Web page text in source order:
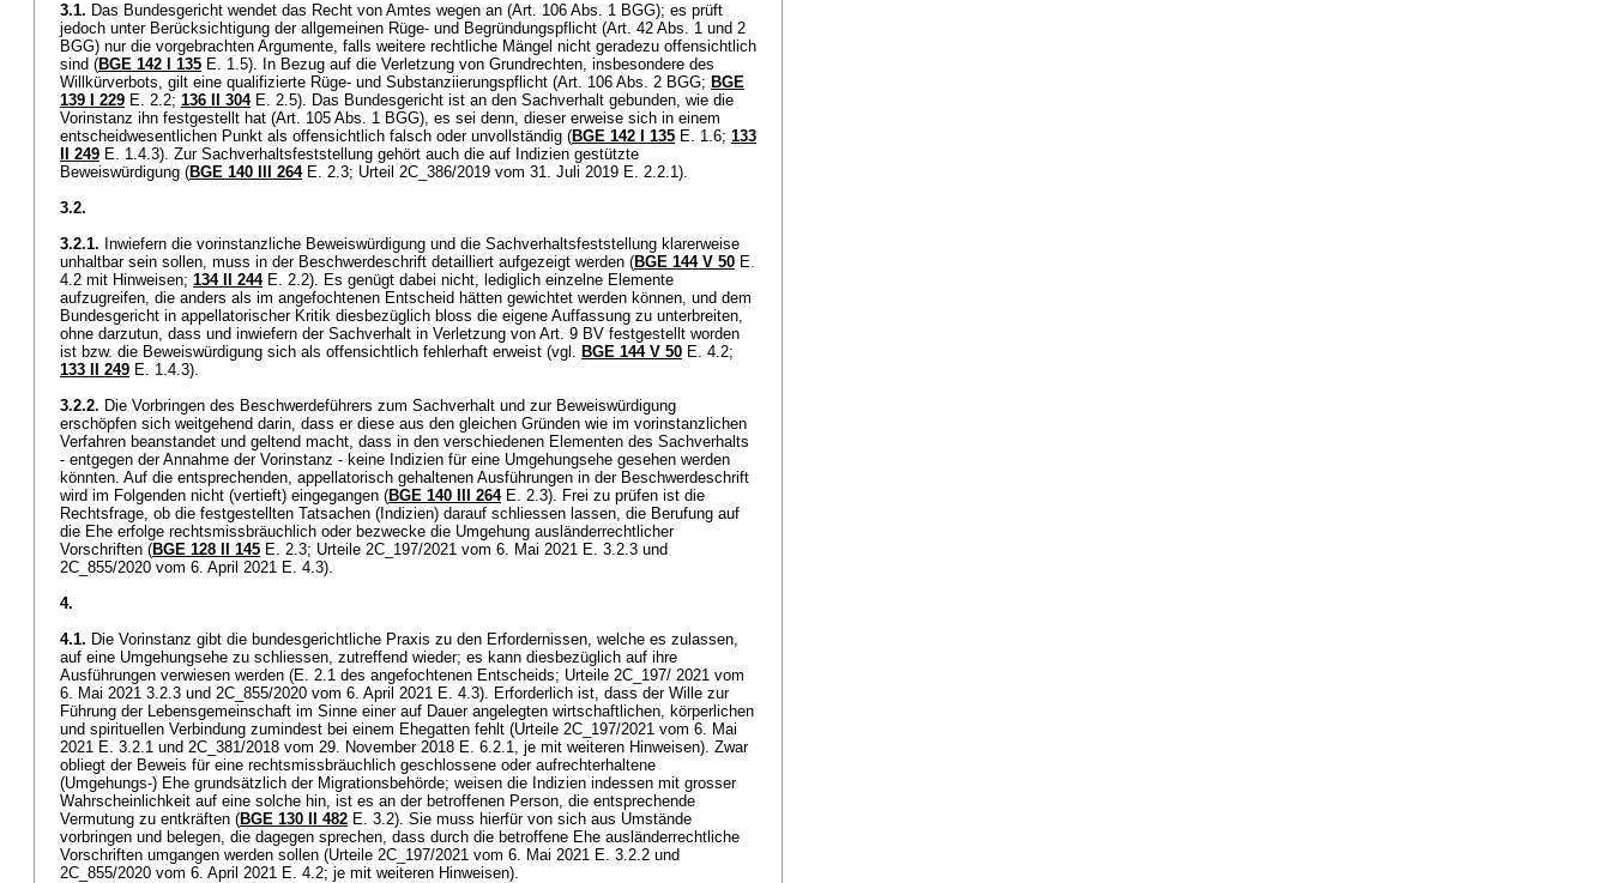
3.1. Das Bundesgericht wendet das Recht von Amtes wegen an (Art. 106 Abs. 1 BGG); es prüft
jedoch unter Berücksichtigung der allgemeinen Rüge- und Begründungspflicht (Art. 42 Abs. 1 und 2
BGG) nur die vorgebrachten Argumente, falls weitere rechtliche Mängel nicht geradezu offensichtlich
sind (BGE 142 I 135 E. 1.5). In Bezug auf die Verletzung von Grundrechten, insbesondere des
Willkürverbots, gilt eine qualifizierte Rüge- und Substanziierungspflicht (Art. 106 Abs. 2 BGG; BGE
139 I 229 E. 2.2; 136 II 304E. 2.5). Das Bundesgericht ist an den Sachverhalt gebunden, wie die
Vorinstanz ihn festgestellt hat (Art. 105 Abs. 1 BGG), es sei denn, dieser erweise sich in einem
entscheidwesentlichen Punkt als offensichtlich falsch oder unvollständig (BGE 142 I 135 E. 1.6; 133
II 249 E. 1.4.3). Zur Sachverhaltsfeststellung gehört auch die auf Indizien gestützte
Beweiswürdigung (BGE 140 III 264E. 2.3; Urteil 2C_386/2019 vom 31. Juli 2019 E. 2.2.1).
3.2.
3.2.1. Inwiefern die vorinstanzliche Beweiswürdigung und die Sachverhaltsfeststellung klarerweise
unhaltbar sein sollen, muss in der Beschwerdeschrift detailliert aufgezeigt werden (BGE 144 V 50 E.
4.2 mit Hinweisen; 134 II 244E. 2.2). Es genügt dabei nicht, lediglich einzelne Elemente
aufzugreifen, die anders als im angefochtenen Entscheid hätten gewichtet werden können, und dem
Bundesgericht in appellatorischer Kritik diesbezüglich bloss die eigene Auffassung zu unterbreiten,
ohne darzutun, dass und inwiefern der Sachverhalt in Verletzung von Art. 9 BV festgestellt worden
ist bzw. die Beweiswürdigung sich als offensichtlich fehlerhaft erweist (vgl. BGE 144 V 50 E. 4.2;
133 II 249 E. 1.4.3).
3.2.2. Die Vorbringen des Beschwerdeführers zum Sachverhalt und zur Beweiswürdigung
erschöpfen sich weitgehend darin, dass er diese aus den gleichen Gründen wie im vorinstanzlichen
Verfahren beanstandet und geltend macht, dass in den verschiedenen Elementen des Sachverhalts
- entgegen der Annahme der Vorinstanz - keine Indizien für eine Umgehungsehe gesehen werden
könnten. Auf die entsprechenden, appellatorisch gehaltenen Ausführungen in der Beschwerdeschrift
wird im Folgenden nicht (vertieft) eingegangen (BGE 140 III 264E. 2.3). Frei zu prüfen ist die
Rechtsfrage, ob die festgestellten Tatsachen (Indizien) darauf schliessen lassen, die Berufung auf
die Ehe erfolge rechtsmissbräuchlich oder bezwecke die Umgehung ausländerrechtlicher
Vorschriften (BGE 128 II 145 E. 2.3; Urteile 2C_197/2021 vom 6. Mai 2021 E. 3.2.3 und
2C_855/2020 vom 6. April 2021 E. 4.3).
4.
4.1. Die Vorinstanz gibt die bundesgerichtliche Praxis zu den Erfordernissen, welche es zulassen,
auf eine Umgehungsehe zu schliessen, zutreffend wieder; es kann diesbezüglich auf ihre
Ausführungen verwiesen werden (E. 2.1 des angefochtenen Entscheids; Urteile 2C_197/ 2021 vom
6. Mai 2021 3.2.3 und 2C_855/2020 vom 6. April 2021 E. 4.3). Erforderlich ist, dass der Wille zur
Führung der Lebensgemeinschaft im Sinne einer auf Dauer angelegten wirtschaftlichen, körperlichen
und spirituellen Verbindung zumindest bei einem Ehegatten fehlt (Urteile 2C_197/2021 vom 6. Mai
2021 E. 3.2.1 und 2C_381/2018 vom 29. November 2018 E. 6.2.1, je mit weiteren Hinweisen). Zwar
obliegt der Beweis für eine rechtsmissbräuchlich geschlossene oder aufrechterhaltene
(Umgehungs-) Ehe grundsätzlich der Migrationsbehörde; weisen die Indizien indessen mit grosser
Wahrscheinlichkeit auf eine solche hin, ist es an der betroffenen Person, die entsprechende
Vermutung zu entkräften (BGE 130 II 482 E. 3.2). Sie muss hierfür von sich aus Umstände
vorbringen und belegen, die dagegen sprechen, dass durch die betroffene Ehe ausländerrechtliche
Vorschriften umgangen werden sollen (Urteile 2C_197/2021 vom 6. Mai 2021 E. 3.2.2 und
2C_855/2020 vom 6. April 2021 E. 4.2; je mit weiteren Hinweisen).